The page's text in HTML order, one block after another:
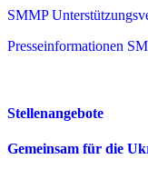
SMMP
Presseinformationen
Stellenangebote
Gemeinsam für die